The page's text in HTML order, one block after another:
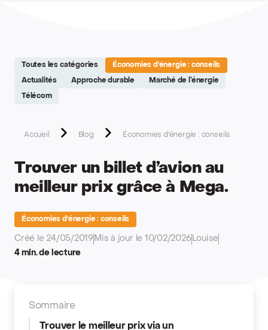
Toutes les catégories Économies d'énergie : conseils
Actualités Approche durable Marché de l’énergie
Télécom
Accueil Blog Économies d'énergie : conseils
Trouver un billet d’avion au
meilleur prix grâce à Mega.
Économies d'énergie : conseils
Créé le 24/05/2019 Mis à jour le 10/02/2026 Louise
4 min. de lecture
Sommaire
Trouver le meilleur prix via un